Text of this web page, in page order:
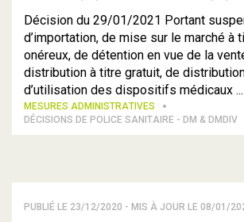
Décision du 29/01/2021 Portant
d’importation, de mise sur le marché à
onéreux, de détention en vue de la
distribution à titre gratuit, de
d’utilisation des dispositifs médicaux ...
MESURES ADMINISTRATIVES
DÉCISIONS DE POLICE SANITAIRE - DM & DMDIV
PUBLIÉ LE 23/12/2020 - MIS À JOUR LE 08/01/